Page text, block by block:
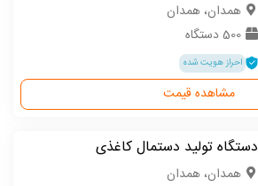
همدان، همدان
500 دستگاه
احراز هویت شده
مشاهده قیمت
دستگاه تولید دستمال کاغذی
همدان، همدان